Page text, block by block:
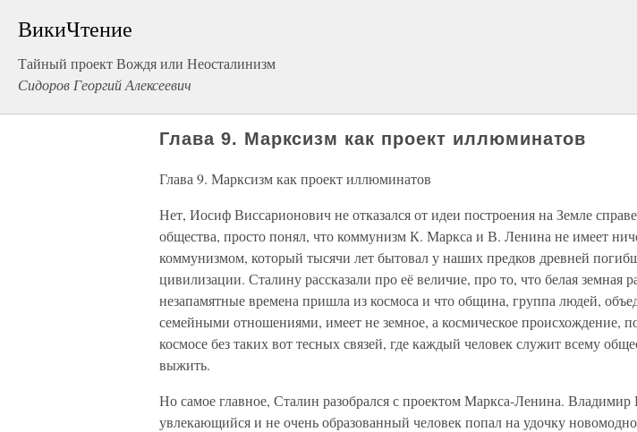
ВикиЧтение
Тайный проект Вождя или Неосталинизм
Сидоров Георгий Алексеевич
Глава 9. Марксизм как проект иллюминатов
Глава 9. Марксизм как проект иллюминатов
Нет, Иосиф Виссарионович не отказался от идеи построения на Земле
общества, просто понял, что коммунизм К. Маркса и В. Ленина не имеет
коммунизмом, который тысячи лет бытовал у наших предков древней
цивилизации. Сталину рассказали про её величие, про то, что белая земная
незапамятные времена пришла из космоса и что община, группа людей,
семейными отношениями, имеет не земное, а космическое происхождение,
космосе без таких вот тесных связей, где каждый человек служит всему
выжить.
Но самое главное, Сталин разобрался с проектом Маркса-Ленина. Владимир
увлекающийся и не очень образованный человек попал на удочку